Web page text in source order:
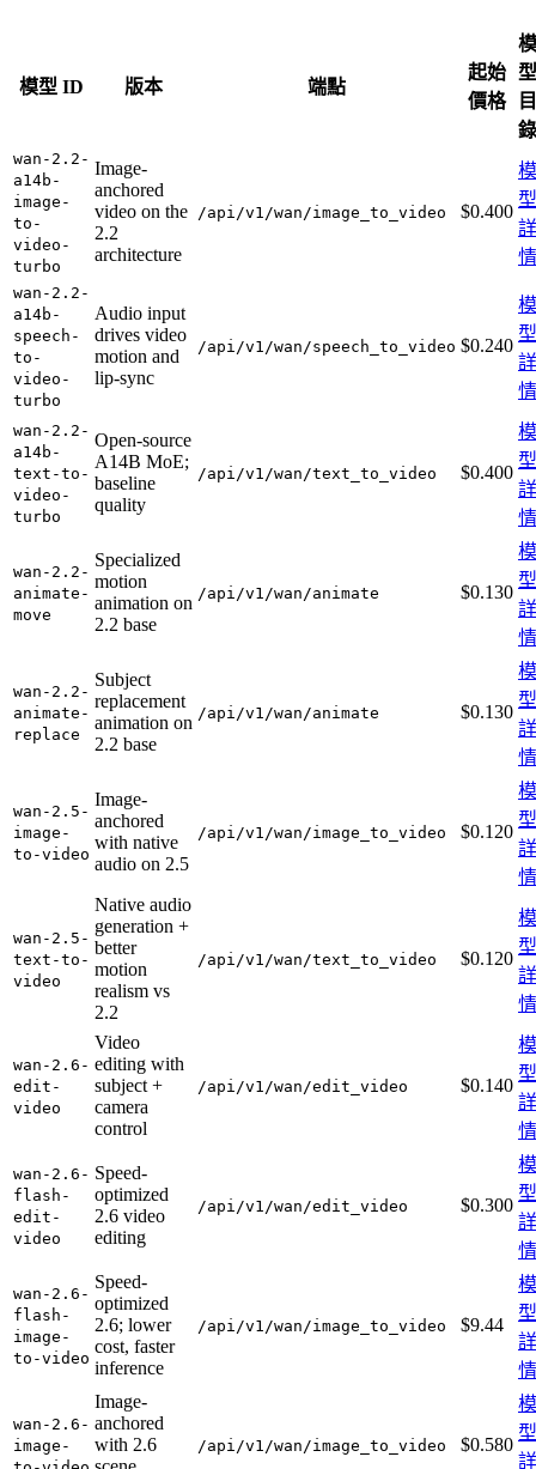
模型 ID 版本 端點
起始
價格
模
型
目
錄
wan-2.2-
a14b-
image-
to-
video-
turbo
Image-
anchored
video on the
2.2
architecture
/api/v1/wan/image_to_video $0.400
模
型
詳
情
wan-2.2-
a14b-
speech-
to-
video-
turbo
Audio input
drives video
motion and
lip-sync
/api/v1/wan/speech_to_video $0.240
模
型
詳
情
wan-2.2-
a14b-
text-to-
video-
turbo
Open-source
A14B MoE;
baseline
quality
/api/v1/wan/text_to_video $0.400
模
型
詳
情
wan-2.2-
animate-
move
Specialized
motion
animation on
2.2 base
/api/v1/wan/animate $0.130
模
型
詳
情
wan-2.2-
animate-
replace
Subject
replacement
animation on
2.2 base
/api/v1/wan/animate $0.130
模
型
詳
情
wan-2.5-
image-
to-video
Image-
anchored
with native
audio on 2.5
/api/v1/wan/image_to_video $0.120
模
型
詳
情
wan-2.5-
text-to-
video
Native audio
generation +
better
motion
realism vs
2.2
/api/v1/wan/text_to_video $0.120
模
型
詳
情
wan-2.6-
edit-
video
Video
editing with
subject +
camera
control
/api/v1/wan/edit_video $0.140
模
型
詳
情
wan-2.6-
flash-
edit-
video
Speed-
optimized
2.6 video
editing
/api/v1/wan/edit_video $0.300
模
型
詳
情
wan-2.6-
flash-
image-
to-video
Speed-
optimized
2.6; lower
cost, faster
inference
/api/v1/wan/image_to_video $9.44
模
型
詳
情
wan-2.6-
image-
Image-
anchored
with 2.6
/api/v1/wan/image_to_video $0.580
模
型
詳